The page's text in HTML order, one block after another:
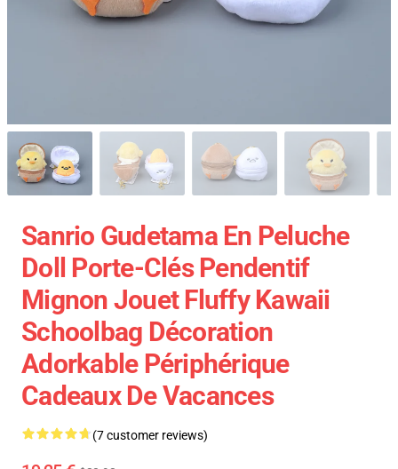
Sanrio Gudetama En Peluche
Doll Porte-Clés Pendentif
Mignon Jouet Fluffy Kawaii
Schoolbag Décoration
Adorkable Périphérique
Cadeaux De Vacances
(7 customer reviews)